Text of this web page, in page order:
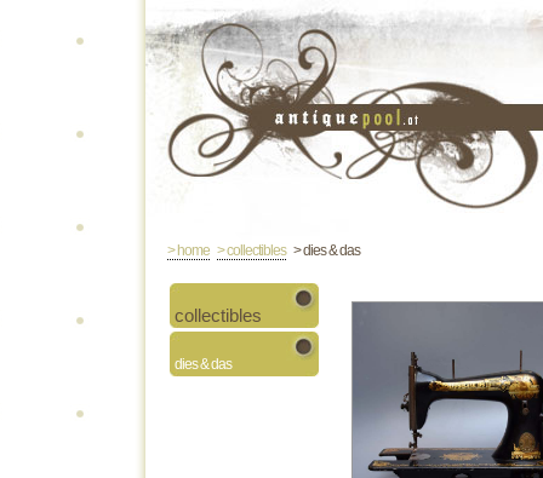
> home > collectibles> dies & das
collectibles
dies & das